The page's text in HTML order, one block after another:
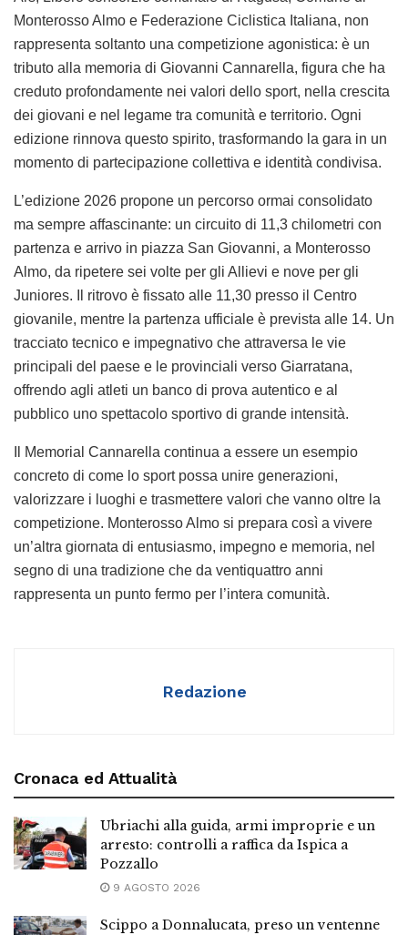
Monterosso Almo e Federazione Ciclistica Italiana, non
rappresenta soltanto una competizione agonistica: è un
tributo alla memoria di Giovanni Cannarella, figura che ha
creduto profondamente nei valori dello sport, nella crescita
dei giovani e nel legame tra comunità e territorio. Ogni
edizione rinnova questo spirito, trasformando la gara in un
momento di partecipazione collettiva e identità condivisa.
L’edizione 2026 propone un percorso ormai consolidato
ma sempre affascinante: un circuito di 11,3 chilometri con
partenza e arrivo in piazza San Giovanni, a Monterosso
Almo, da ripetere sei volte per gli Allievi e nove per gli
Juniores. Il ritrovo è fissato alle 11,30 presso il Centro
giovanile, mentre la partenza ufficiale è prevista alle 14. Un
tracciato tecnico e impegnativo che attraversa le vie
principali del paese e le provinciali verso Giarratana,
offrendo agli atleti un banco di prova autentico e al
pubblico uno spettacolo sportivo di grande intensità.
Il Memorial Cannarella continua a essere un esempio
concreto di come lo sport possa unire generazioni,
valorizzare i luoghi e trasmettere valori che vanno oltre la
competizione. Monterosso Almo si prepara così a vivere
un’altra giornata di entusiasmo, impegno e memoria, nel
segno di una tradizione che da ventiquattro anni
rappresenta un punto fermo per l’intera comunità.
Redazione
Cronaca ed Attualità
Ubriachi alla guida, armi improprie e un
arresto: controlli a raffica da Ispica a
Pozzallo
9 AGOSTO 2026
Scippo a Donnalucata, preso un ventenne